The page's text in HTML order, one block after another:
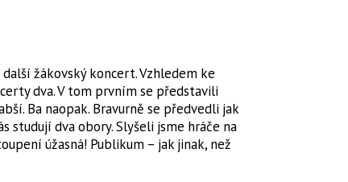
žákovský koncert. Vzhledem ke
dva. V tom prvním se představili
Ba naopak. Bravurně se předvedli jak
studují dva obory. Slyšeli jsme hráče na
úžasná! Publikum – jak jinak, než